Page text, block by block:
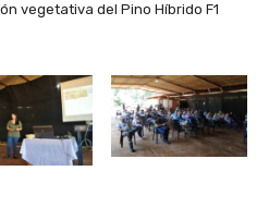
vegetativa del Pino Híbrido F1